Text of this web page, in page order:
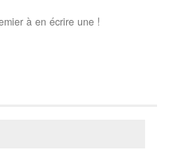
à en écrire une !